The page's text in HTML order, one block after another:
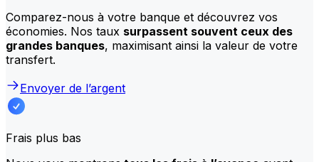
Comparez-nous à votre banque et découvrez vos
économies. Nos taux surpassent souvent ceux des
grandes banques, maximisant ainsi la valeur de votre
transfert.
Envoyer de l’argent
Frais plus bas